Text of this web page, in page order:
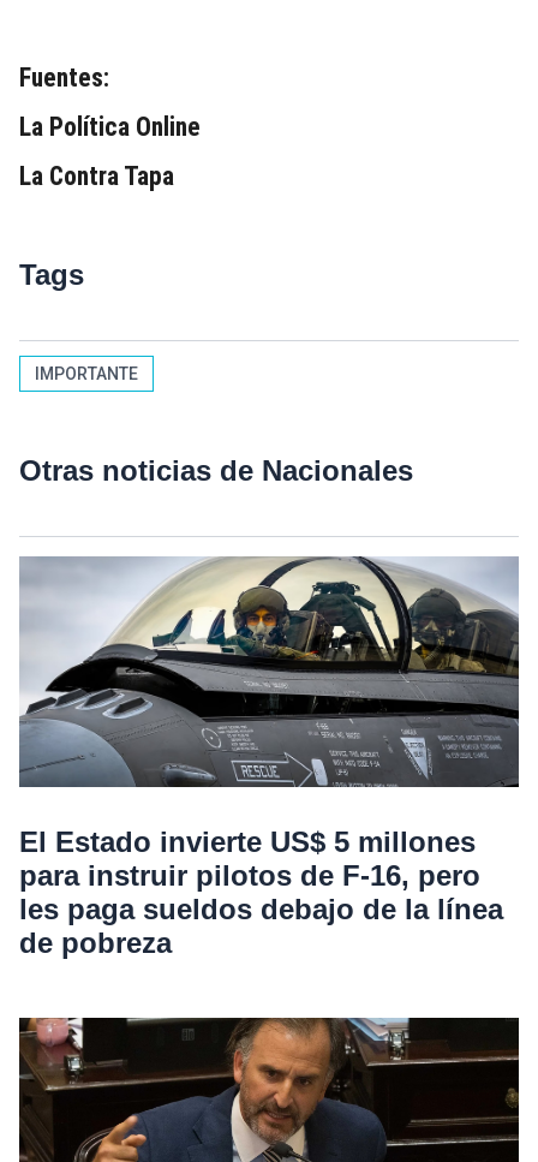
Fuentes:
La Política Online
La Contra Tapa
Tags
IMPORTANTE
Otras noticias de Nacionales
El Estado invierte US$ 5 millones
para instruir pilotos de F-16, pero
les paga sueldos debajo de la línea
de pobreza